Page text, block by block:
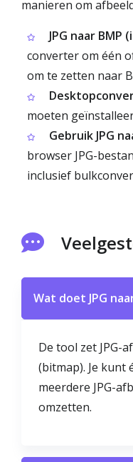
manieren om
JPG naar BMP
converter om één
om te zetten naar
moeten
Gebruik JPG
browser JPG-
inclusief
Wat doet JPG
De tool zet JPG-
(bitmap). Je kunt
meerdere JPG-
omzetten.